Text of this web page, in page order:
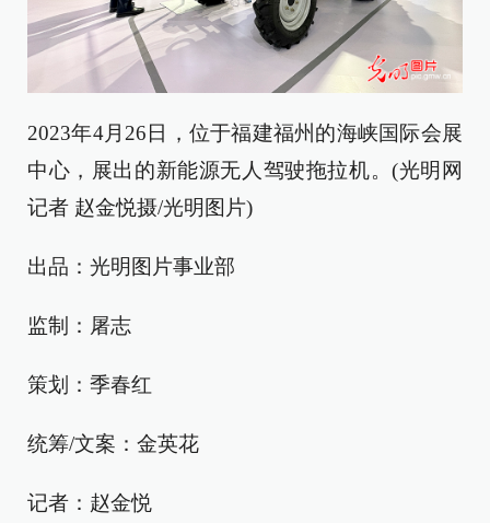
2023年4月26日，位于福建福州的海峡国际会展
中心，展出的新能源无人驾驶拖拉机。(光明网
记者 赵金悦摄/光明图片)
出品：光明图片事业部
监制：屠志
策划：季春红
统筹/文案：金英花
记者：赵金悦